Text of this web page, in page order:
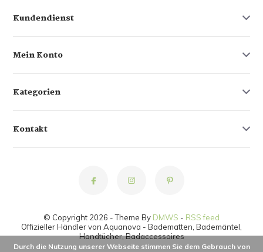
Kundendienst
Mein Konto
Kategorien
Kontakt
© Copyright 2026 - Theme By DMWS - RSS feed
Offizieller Händler von Aquanova - Badematten, Bademäntel,
Handtücher, Badaccessoires
Durch die Nutzung unserer Webseite stimmen Sie dem Gebrauch von